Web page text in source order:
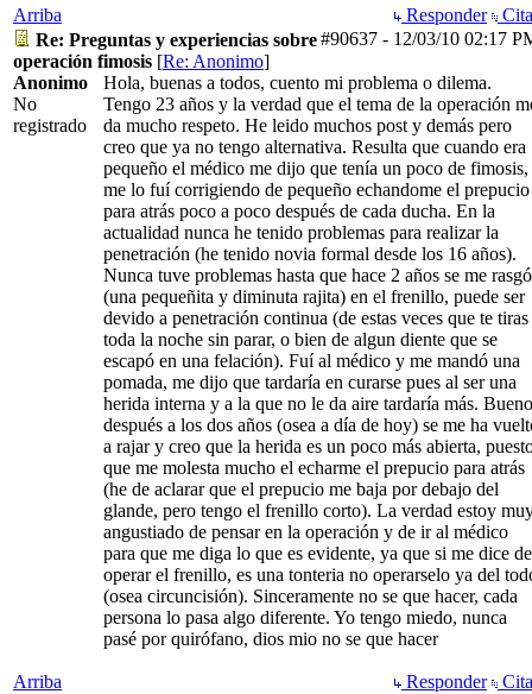
Arriba Responder
#90637 - 12/03/10 02:17
Re: Preguntas y experiencias sobre
operación fimosis [Re: Anonimo]
Anonimo
No
registrado
Hola, buenas a todos, cuento mi problema o dilema.
Tengo 23 años y la verdad que el tema de la operación
da mucho respeto. He leido muchos post y demás pero
creo que ya no tengo alternativa. Resulta que cuando era
pequeño el médico me dijo que tenía un poco de fimosis,
me lo fuí corrigiendo de pequeño echandome el prepucio
para atrás poco a poco después de cada ducha. En la
actualidad nunca he tenido problemas para realizar la
penetración (he tenido novia formal desde los 16 años).
Nunca tuve problemas hasta que hace 2 años se me rasgó
(una pequeñita y diminuta rajita) en el frenillo, puede ser
devido a penetración continua (de estas veces que te tiras
toda la noche sin parar, o bien de algun diente que se
escapó en una felación). Fuí al médico y me mandó una
pomada, me dijo que tardaría en curarse pues al ser una
herida interna y a la que no le da aire tardaría más.
después a los dos años (osea a día de hoy) se me ha
a rajar y creo que la herida es un poco más abierta,
que me molesta mucho el echarme el prepucio para atrás
(he de aclarar que el prepucio me baja por debajo del
glande, pero tengo el frenillo corto). La verdad estoy
angustiado de pensar en la operación y de ir al médico
para que me diga lo que es evidente, ya que si me dice de
operar el frenillo, es una tonteria no operarselo ya del
(osea circuncisión). Sinceramente no se que hacer, cada
persona lo pasa algo diferente. Yo tengo miedo, nunca
pasé por quirófano, dios mio no se que hacer
Arriba Responder